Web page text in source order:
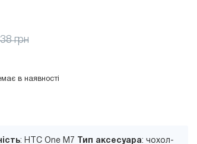
грн
в наявності
: HTC One M7 Тип аксесуара: чохол-